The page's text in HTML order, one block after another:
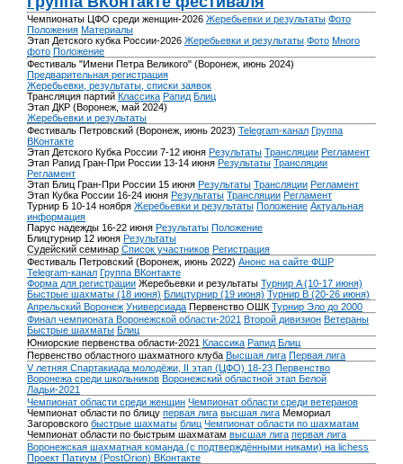
Чемпионаты ЦФО среди женщин-2026 Жеребьевки и результаты Фото
Положения Материалы
Этап Детского кубка России-2026 Жеребьевки и результаты Фото Много
фото Положение
Фестиваль "Имени Петра Великого" (Воронеж, июнь 2024)
Предварительная регистрация
Жеребьевки, результаты, списки заявок
Трансляция партий Классика Рапид Блиц
Этап ДКР (Воронеж, май 2024)
Жеребьевки и результаты
Фестиваль Петровский (Воронеж, июнь 2023) Telegram-канал Группа
ВКонтакте
Этап Детского Кубка России 7-12 июня Результаты Трансляции Регламент
Этап Рапид Гран-При России 13-14 июня Результаты Трансляции
Регламент
Этап Блиц Гран-При России 15 июня Результаты Трансляции Регламент
Этап Кубка России 16-24 июня Результаты Трансляции Регламент
Турнир Б 10-14 ноября Жеребьевки и результаты Положение Актуальная
информация
Парус надежды 16-22 июня Результаты Положение
Блицтурнир 12 июня Результаты
Судейский семинар Список участников Регистрация
Фестиваль Петровский (Воронеж, июнь 2022) Анонс на сайте ФШР
Telegram-канал Группа ВКонтакте
Форма для регистрации Жеребьевки и результаты Турнир A (10-17 июня)
Быстрые шахматы (18 июня) Блицтурнир (19 июня) Турнир B (20-26 июня)
Апрельский Воронеж Универсиада Первенство ОШК Турнир Эло до 2000
Финал чемпионата Воронежской области-2021 Второй дивизион Ветераны
Быстрые шахматы Блиц
Юниорские первенства области-2021 Классика Рапид Блиц
Первенство областного шахматного клуба Высшая лига Первая лига
V летняя Спартакиада молодёжи, II этап (ЦФО) 18-23 Первенство
Воронежа среди школьников Воронежский областной этап Белой
Ладьи-2021
Чемпионат области среди женщин Чемпионат области среди ветеранов
Чемпионат области по блицу первая лига высшая лига Мемориал
Загоровского быстрые шахматы блиц Чемпионат области по шахматам
Чемпионат области по быстрым шахматам высшая лига первая лига
Воронежская шахматная команда (с подтверждёнными никами) на lichess
Проект Патиум (PostOrion) ВКонтакте